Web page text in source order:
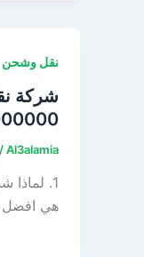
نقل وشحن
شركة
000000 افضل عمالة
Al3alamia
/
هي افضل